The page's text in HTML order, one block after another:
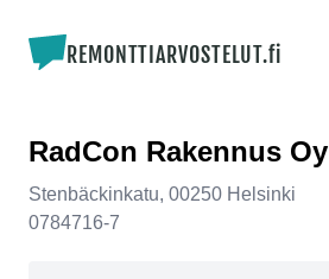
REMONTTIARVOSTELUT.fi
RadCon Rakennus Oy
Stenbäckinkatu, 00250 Helsinki
0784716-7